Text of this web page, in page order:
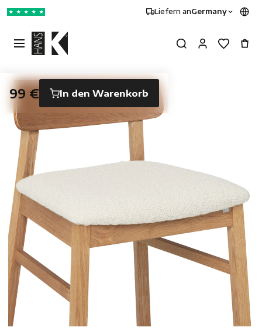
★ ★ ★ ★ ★ Liefern anGermany
99 € In den Warenkorb